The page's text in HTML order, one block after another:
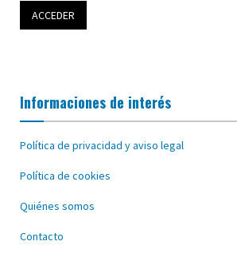
Informaciones de interés
Política de privacidad y aviso legal
Política de cookies
Quiénes somos
Contacto